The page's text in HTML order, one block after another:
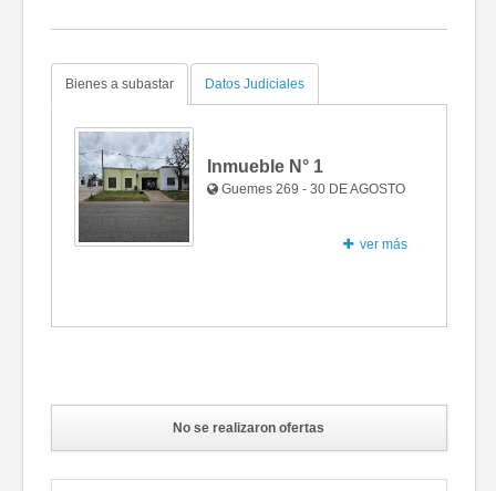
Bienes a subastar Datos Judiciales
Inmueble N° 1
Guemes 269 - 30 DE AGOSTO
ver más
Fotos
No se realizaron ofertas